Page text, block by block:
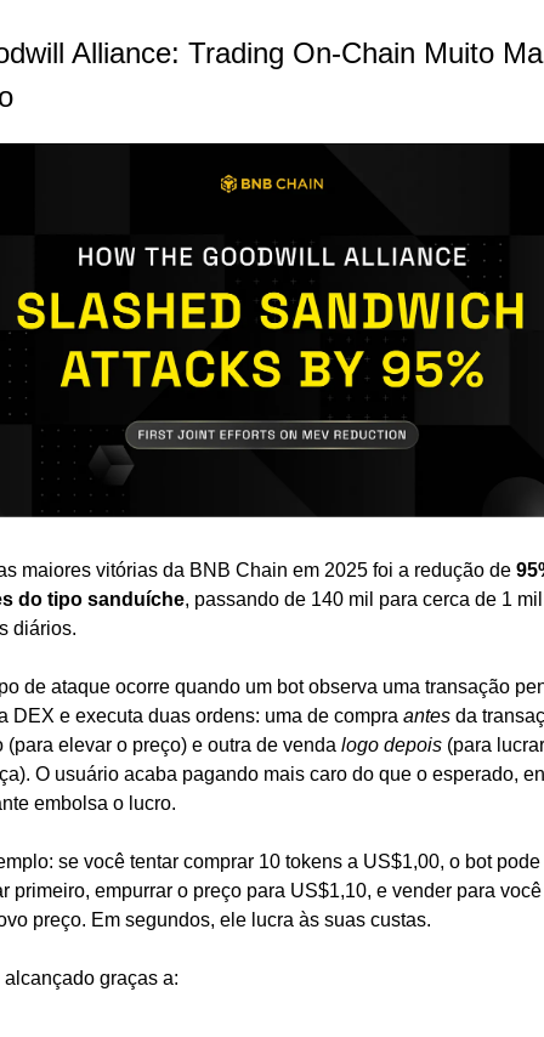
Alliance: Trading On-Chain Muito
maiores vitórias da BNB Chain em 2025 foi a redução de
do tipo sanduíche, passando de 140 mil para cerca de 1 mil
diários.
de ataque ocorre quando um bot observa uma transação
DEX e executa duas ordens: uma de compra antes da
(para elevar o preço) e outra de venda logo depois (para
O usuário acaba pagando mais caro do que o esperado,
embolsa o lucro.
se você tentar comprar 10 tokens a US$1,00, o bot pode
primeiro, empurrar o preço para US$1,10, e vender para
preço. Em segundos, ele lucra às suas custas.
alcançado graças a: